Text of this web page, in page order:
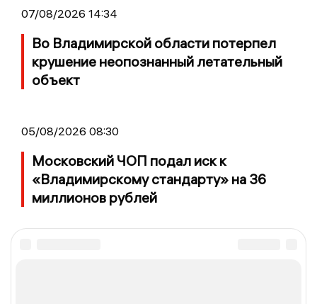
07/08/2026 14:34
Во Владимирской области потерпел
крушение неопознанный летательный
объект
05/08/2026 08:30
Московский ЧОП подал иск к
«Владимирскому стандарту» на 36
миллионов рублей